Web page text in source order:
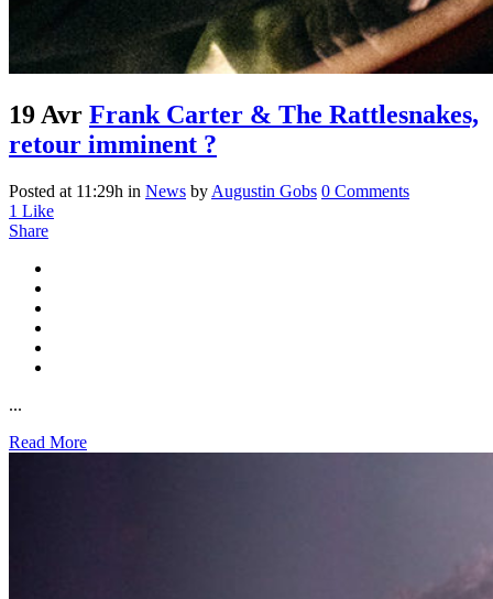
19 Avr Frank Carter & The Rattlesnakes,
retour imminent ?
Posted at 11:29h in News by Augustin Gobs 0 Comments
1 Like
Share
...
Read More